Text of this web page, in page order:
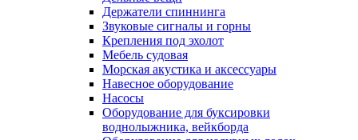
Держатели спиннинга
Звуковые сигналы и горны
Крепления под эхолот
Мебель судовая
Морская акустика и аксессуары
Навесное оборудование
Насосы
Оборудование для буксировки
воднолыжника, вейкборда